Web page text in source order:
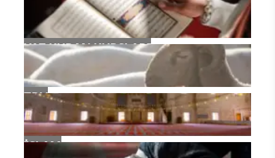
YAZ KURAN KURSLARI
TDV
İSLAM